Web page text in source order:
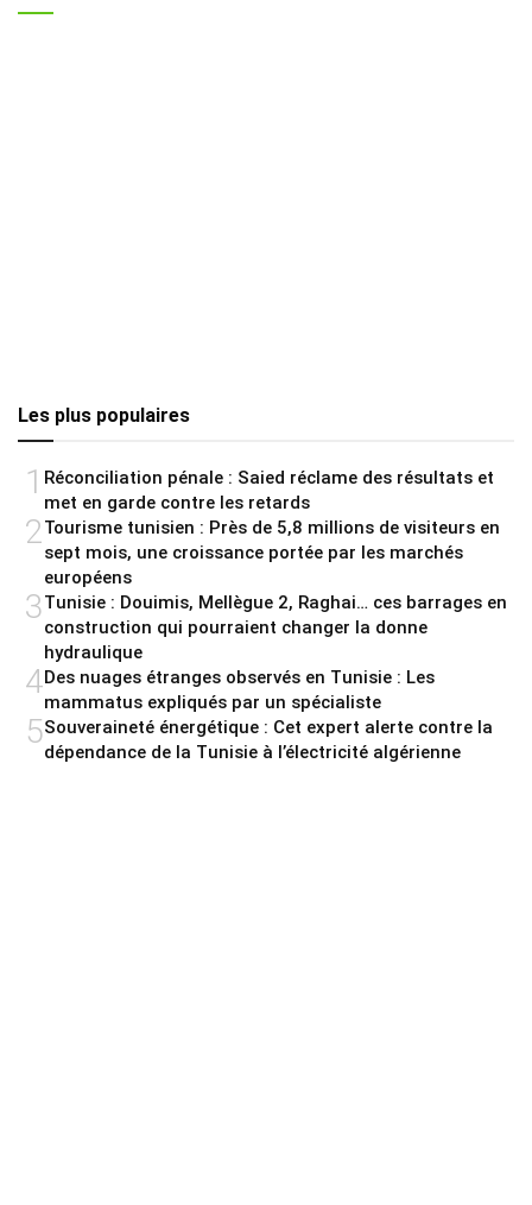
Les plus populaires
1 Réconciliation pénale : Saied réclame des résultats et
met en garde contre les retards
2 Tourisme tunisien : Près de 5,8 millions de visiteurs en
sept mois, une croissance portée par les marchés
européens
3Tunisie : Douimis, Mellègue 2, Raghai… ces barrages en
construction qui pourraient changer la donne
hydraulique
4Des nuages étranges observés en Tunisie : Les
mammatus expliqués par un spécialiste
5Souveraineté énergétique : Cet expert alerte contre la
dépendance de la Tunisie à l’électricité algérienne